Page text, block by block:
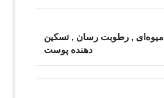
میوه‌ای , رطوبت رسان ,تسکین
دهنده پوست